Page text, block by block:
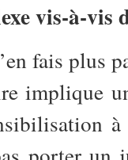
vis-à-vis
fais plus
implique
à